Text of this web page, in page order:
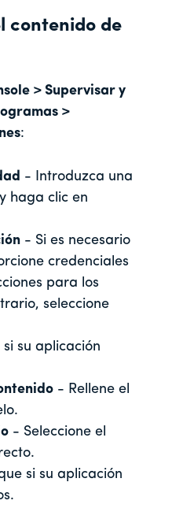
contenido de
> Supervisar y
>
:
- Introduzca una
haga clic en
- Si es necesario
credenciales
para los
seleccione
su aplicación
- Rellene el
- Seleccione el
si su aplicación